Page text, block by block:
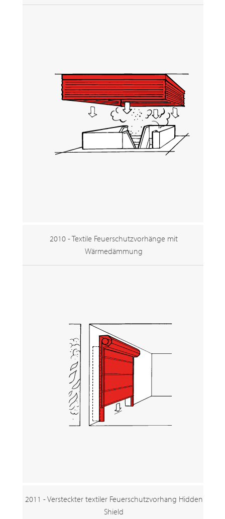
2010 - Textile Feuerschutzvorhänge mit
Wärmedämmung
2011 - Versteckter textiler Feuerschutzvorhang Hidden
Shield